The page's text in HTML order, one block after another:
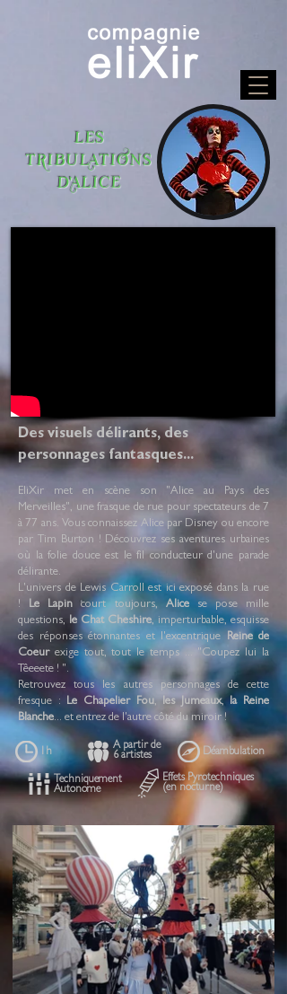
LES
TRIBULATIONS
d'ALICE
Des visuels délirants, des
personnages fantasques...
EliXir met en scène son "Alice au Pays des
Merveilles", une frasque de rue pour spectateurs de 7
à 77 ans. Vous connaissez Alice par Disney ou encore
par Tim Burton ! Découvrez ses aventures urbaines
où la folie douce est le fil conducteur d'une parade
délirante.
L'univers de Lewis Carroll est ici exposé dans la rue
! Le Lapin court toujours, Alicese pose mille
questions, le Chat Cheshire, imperturbable, esquisse
des réponses étonnantes et l'excentrique Reine de
Coeurexige tout, tout le temps ... "Coupez lui la
Têeeete ! ".
Retrouvez tous les autres personnages de cette
fresque : Le Chapelier Fou,les Jumeaux,la Reine
Blanche... et entrez de l'autre côté du miroir !
1h
A partir de
6 artistes
Déambulation
Techniquement
Autonome
Effets Pyrotechniques
(en nocturne)